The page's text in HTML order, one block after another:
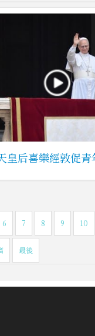
皇后喜樂經敦促青
6 7 8 9 10
最後